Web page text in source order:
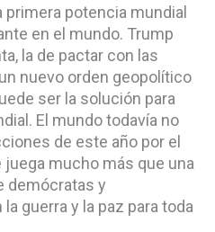
potencia mundial
en el mundo. Trump
la de pactar con las
nuevo orden geopolítico
ser la solución para
El mundo todavía no
de este año por el
mucho más que una
demócratas y
guerra y la paz para toda